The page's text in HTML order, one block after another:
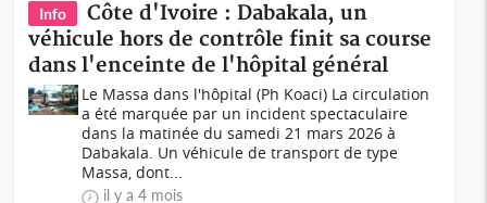
Info
Côte d'Ivoire : Dabakala, un
véhicule hors de contrôle finit sa course
dans l'enceinte de l'hôpital général
Le Massa dans l'hôpital (Ph Koaci) La circulation
a été marquée par un incident spectaculaire
dans la matinée du samedi 21 mars 2026 à
Dabakala. Un véhicule de transport de type
Massa, dont...
il y a 4 mois